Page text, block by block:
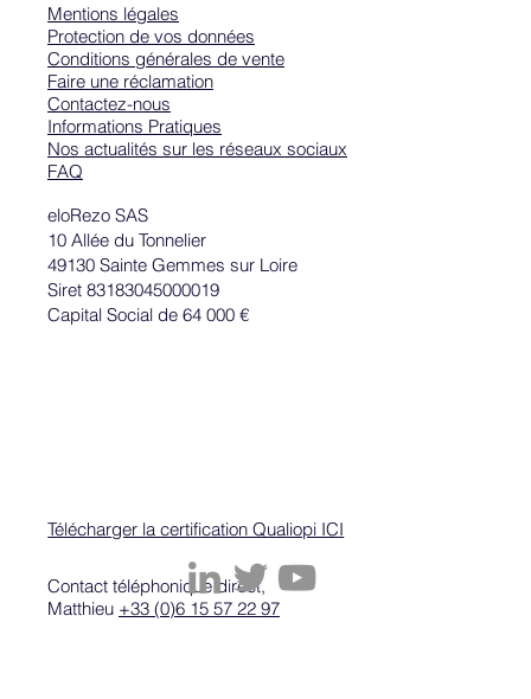
Contact téléphonique direct,
Matthieu +33 (0)6 15 57 22 97
eloRezo SAS
10 Allée du Tonnelier
49130 Sainte Gemmes sur Loire
Siret 83183045000019
Capital Social de 64 000 €
Mentions légales
Protection de vos données
Conditions générales de vente
Faire une réclamation
Contactez-nous
Informations Pratiques
Nos actualités sur les réseaux sociaux
FAQ
Télécharger la certification Qualiopi ICI